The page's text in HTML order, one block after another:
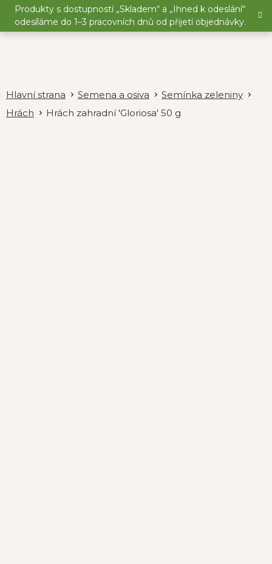
Přejít
obsah
Produkty s dostupností „Skladem“ a „Ihned k odeslání“
odesíláme do 1–3 pracovních dnů od přijetí objednávky.
Semena a osiva
Semínka zeleniny
Hrách
Hrách zahradní 'Gloriosa' 50 g